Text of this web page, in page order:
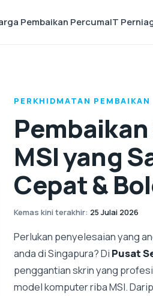
Pembaikan PercumaIT
PERKHIDMATAN PEMBAIKAN
MSI yang
Cepat &
Kemas kini terakhir: 25 Julai 2026
Perlukan penyelesaian yang
anda di Singapura? Di Pusat
penggantian skrin yang
model komputer riba MSI.